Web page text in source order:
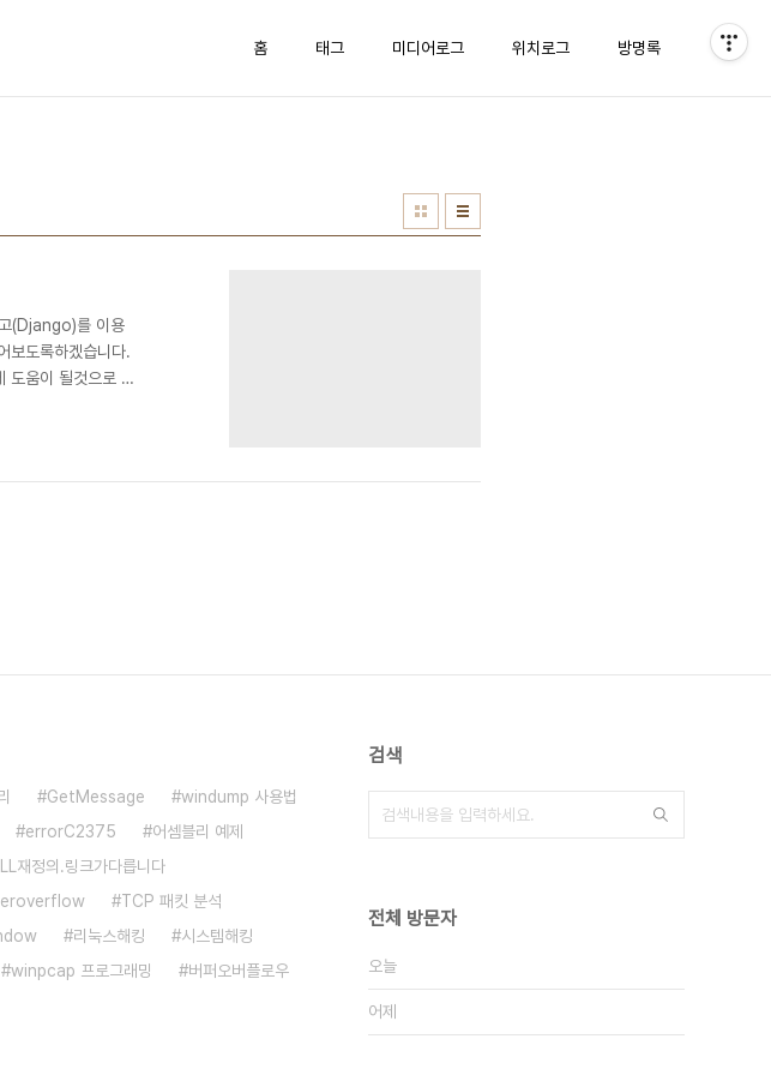
홈 태그 미디어로그 위치로그 방명록
(Django)를 이용
보도록하겠습니다.
도움이 될것으로 생
제공하는 서비스
GetMessage
windump 사용법
errorC2375
어셈블리 예제
재정의.링크가다릅니다
TCP 패킷 분석
리눅스해킹
시스템해킹
winpcap 프로그래밍
버퍼오버플로우
검색
전체 방문자
오늘
어제